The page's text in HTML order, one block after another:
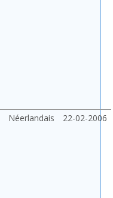
Néerlandais 22-02-2006